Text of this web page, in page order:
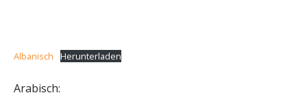
Albanisch Herunterladen
Arabisch: